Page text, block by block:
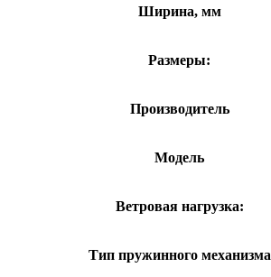
Ширина, мм
Размеры:
Производитель
Модель
Ветровая нагрузка:
Тип пружинного механизма